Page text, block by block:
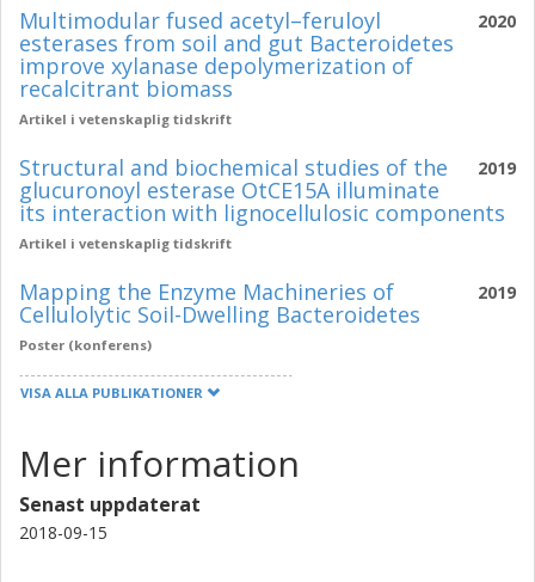
2020
Multimodular fused acetyl–feruloyl
esterases from soil and gut Bacteroidetes
improve xylanase depolymerization of
recalcitrant biomass
Artikel i vetenskaplig tidskrift
2019
Structural and biochemical studies of the
glucuronoyl esterase OtCE15A illuminate
its interaction with lignocellulosic components
Artikel i vetenskaplig tidskrift
2019
Mapping the Enzyme Machineries of
Cellulolytic Soil-Dwelling Bacteroidetes
Poster (konferens)
VISA ALLA PUBLIKATIONER
Mer information
Senast uppdaterat
2018-09-15